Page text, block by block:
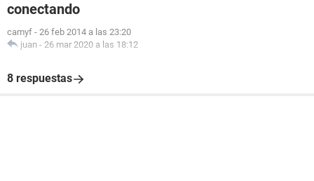
conectando
camyf - 26 feb 2014 a las 23:20
juan - 26 mar 2020 a las 18:12
8 respuestas